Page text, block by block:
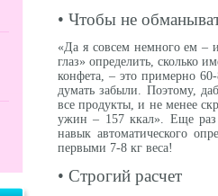
• Чтобы не
«Да я совсем немного ем –
глаз» определить, сколько
конфета, – это примерно
думать забыли. Поэтому,
все продукты, и не менее
ужин – 157 ккал». Еще
навык автоматического
первыми 7-8 кг веса!
• Строгий расчет